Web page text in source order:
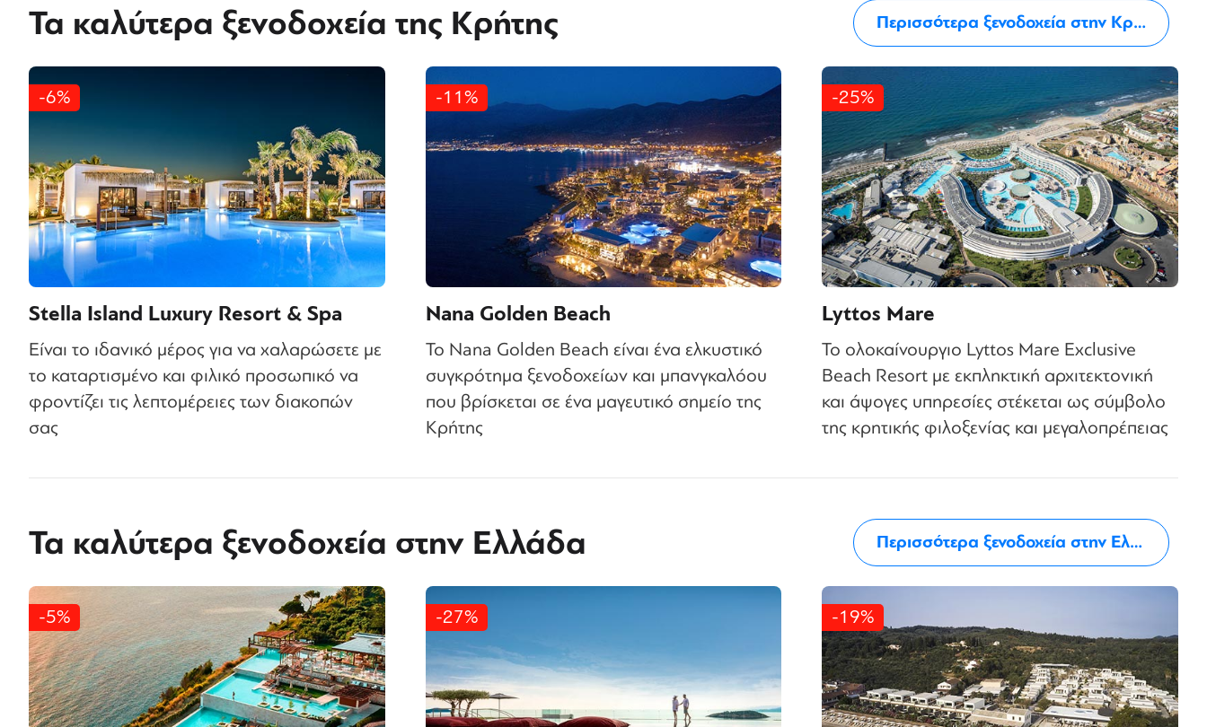
Τα καλύτερα ξενοδοχεία της Κρήτης
-6%
Stella Island Luxury Resort & Spa
Είναι το ιδανικό μέρος για να χαλαρώσετε με
το καταρτισμένο και φιλικό προσωπικό να
φροντίζει τις λεπτομέρειες των διακοπών
σας
-11%
Nana Golden Beach
Το Nana Golden Beach είναι ένα ελκυστικό
συγκρότημα ξενοδοχείων και μπανγκαλόου
που βρίσκεται σε ένα μαγευτικό σημείο της
Κρήτης
-25%
Lyttos Mare
Το ολοκαίνουργιο Lyttos Mare Exclusive
Beach Resort με εκπληκτική αρχιτεκτονική
και άψογες υπηρεσίες στέκεται ως σύμβολο
της κρητικής φιλοξενίας και μεγαλοπρέπειας
Περισσότερα ξενοδοχεία στην Κρήτη
Τα καλύτερα ξενοδοχεία στην Ελλάδα
-5% -27% -19%
Περισσότερα ξενοδοχεία στην Ελλάδα